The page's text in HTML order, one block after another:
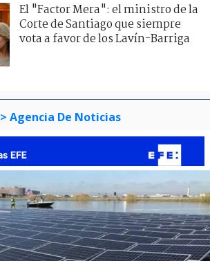
El "Factor Mera": el ministro de la
Corte de Santiago que siempre
vota a favor de los Lavín-Barriga
> Agencia De Noticias